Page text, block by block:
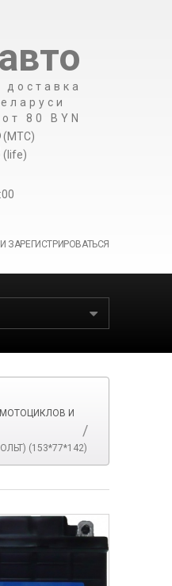
доставка
80 BYN
(МТС)
(life)
ЗАРЕГИСТРИРОВАТЬСЯ
И
(153*77*142)